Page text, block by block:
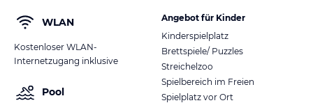
WLAN
Kostenloser WLAN-
Internetzugang inklusive
Pool
Angebot für Kinder
Kinderspielplatz
Brettspiele/ Puzzles
Streichelzoo
Spielbereich im Freien
Spielplatz vor Ort